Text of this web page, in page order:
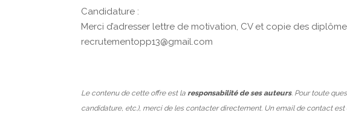
Candidature :
Merci d’adresser lettre de motivation, CV et copie des
recrutementopp13@gmail.com
Le contenu de cette offre est laresponsabilité de ses auteurs. Pour toute
candidature, etc.), merci de les contacter directement. Un email de contact est